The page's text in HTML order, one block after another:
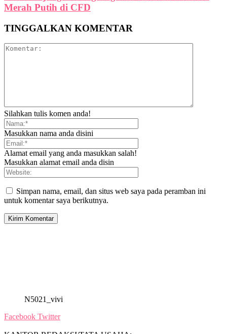
Merah Putih di CFD
TINGGALKAN KOMENTAR
Silahkan tulis komen anda!
Masukkan nama anda disini
Alamat email yang anda masukkan salah!
Masukkan alamat email anda disin
Simpan nama, email, dan situs web saya pada peramban ini
untuk komentar saya berikutnya.
N5021_vivi
Facebook Twitter